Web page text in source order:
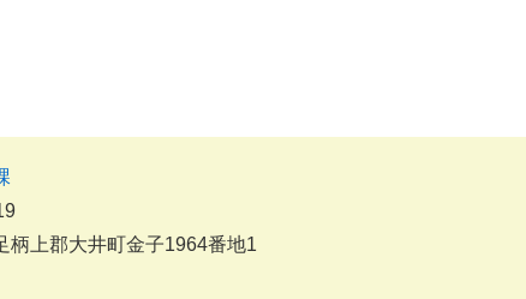
柄上郡大井町金子1964番地1